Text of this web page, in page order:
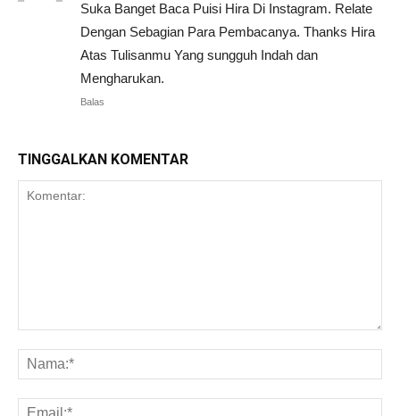
Suka Banget Baca Puisi Hira Di Instagram. Relate
Dengan Sebagian Para Pembacanya. Thanks Hira
Atas Tulisanmu Yang sungguh Indah dan
Mengharukan.
Balas
TINGGALKAN KOMENTAR